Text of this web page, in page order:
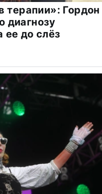
терапии»: Гордон
диагнозу
ее до слёз